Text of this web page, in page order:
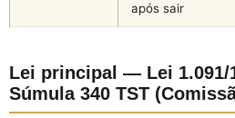
após sair
Lei principal — Lei 1.091/
Súmula 340 TST